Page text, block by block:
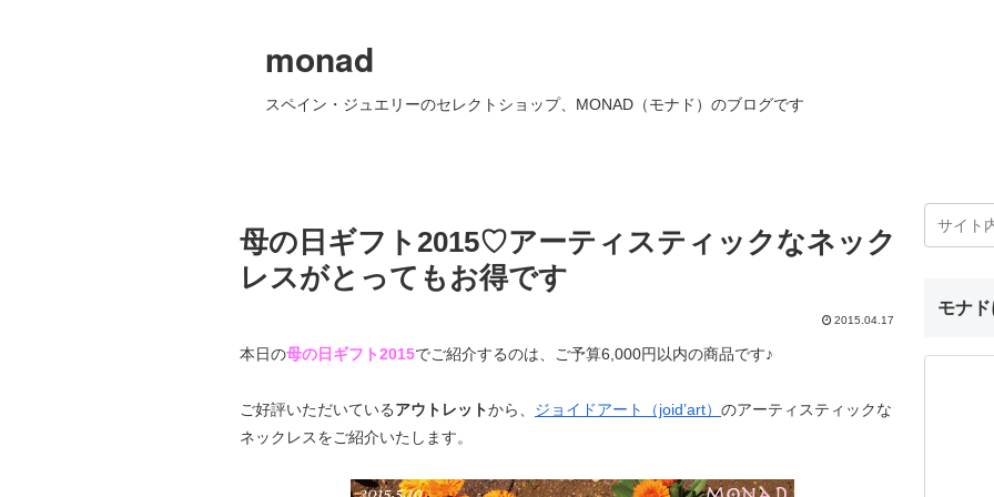
monad
スペイン・ジュエリーのセレクトショップ、MONAD（モナド）のブログです
母の日ギフト2015♡アーティスティックなネック
レスがとってもお得です
2015.04.17
本日の母の日ギフト2015でご紹介するのは、ご予算6,000円以内の商品です♪
ご好評いただいているアウトレットから、 ジョイドアート（joid’art） のアーティスティックな
ネックレスをご紹介いたします。
モナ